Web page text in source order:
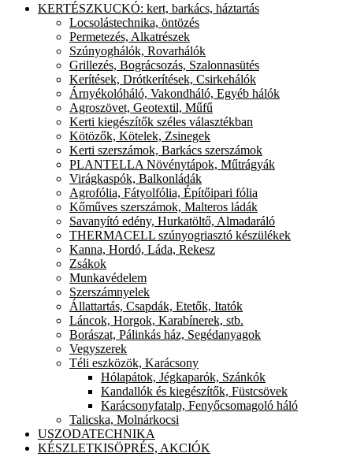
KERTÉSZKUCKÓ: kert, barkács, háztartás
Locsolástechnika, öntözés
Permetezés, Alkatrészek
Szúnyoghálók, Rovarhálók
Grillezés, Bográcsozás, Szalonnasütés
Kerítések, Drótkerítések, Csirkehálók
Árnyékolóháló, Vakondháló, Egyéb hálók
Agroszövet, Geotextil, Műfű
Kerti kiegészítők széles választékban
Kötözők, Kötelek, Zsinegek
Kerti szerszámok, Barkács szerszámok
PLANTELLA Növénytápok, Műtrágyák
Virágkaspók, Balkonládák
Agrofólia, Fátyolfólia, Építőipari fólia
Kőműves szerszámok, Malteros ládák
Savanyító edény, Hurkatöltő, Almadaráló
THERMACELL szúnyogriasztó készülékek
Kanna, Hordó, Láda, Rekesz
Zsákok
Munkavédelem
Szerszámnyelek
Állattartás, Csapdák, Etetők, Itatók
Láncok, Horgok, Karabínerek, stb.
Borászat, Pálinkás ház, Segédanyagok
Vegyszerek
Téli eszközök, Karácsony
Hólapátok, Jégkaparók, Szánkók
Kandallók és kiegészítők, Füstcsövek
Karácsonyfatalp, Fenyőcsomagoló háló
Talicska, Molnárkocsi
USZODATECHNIKA
KÉSZLETKISÖPRÉS, AKCIÓK